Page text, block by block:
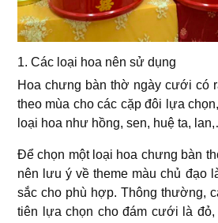
1. Các loại hoa nên sử dụng
Hoa chưng bàn thờ ngày cưới có
theo mùa cho các cặp đôi lựa
loại hoa như hồng, sen, huệ ta,
Để chọn một loại hoa chưng bàn
nên lưu ý về theme màu chủ đạo
sắc cho phù hợp. Thông thường,
tiên lựa chọn cho đám cưới là đỏ,